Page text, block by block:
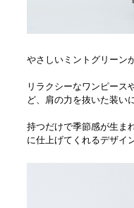
やさしいミントグリーン
リラクシーなワンピース
ど、肩の力を抜いた装い
持つだけで季節感が生ま
に仕上げてくれるデザイ